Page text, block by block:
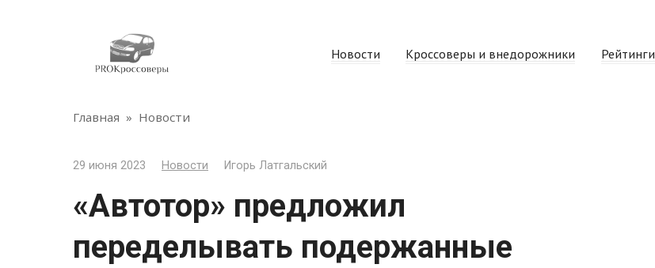
Новости Кроссоверы и внедорожники Рейтинги
Главная » Новости
29 июня 2023 Новости Игорь Латгальский
«Автотор» предложил
переделывать подержанные